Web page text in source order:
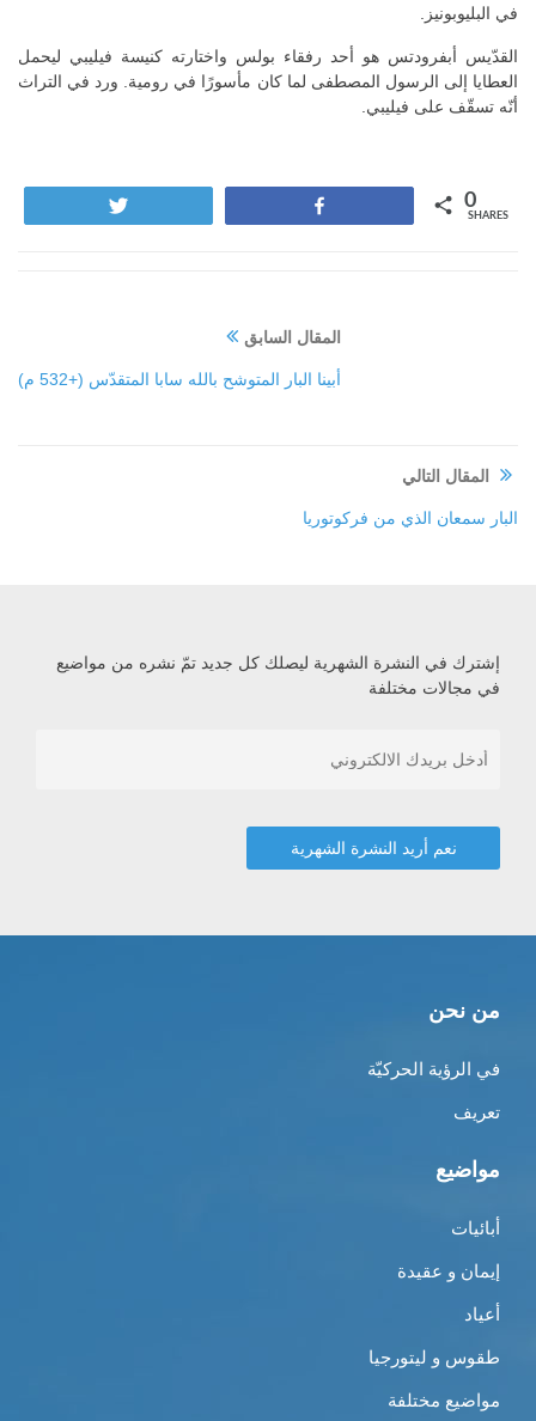
في البليوبونيز.
القدّيس أبفرودتس هو أحد رفقاء بولس واختارته كنيسة فيليبي ليحمل
العطايا إلى الرسول المصطفى لما كان مأسورًا في رومية. ورد في التراث
أنّه تسقّف على فيليبي.
0
SHARES
المقال السابق
أبينا البار المتوشح بالله سابا المتقدّس (+532 م)
المقال التالي
البار سمعان الذي من فركوتوريا
إشترك في النشرة الشهرية ليصلك كل جديد تمّ نشره من مواضيع
في مجالات مختلفة
من نحن
في الرؤية الحركيّة
تعريف
مواضيع
أبائيات
إيمان و عقيدة
أعياد
طقوس و ليتورجيا
مواضيع مختلفة